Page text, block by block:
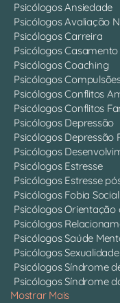
Psicólogos Ansiedade
Psicólogos Avaliação
Psicólogos Carreira
Psicólogos Casamento
Psicólogos Coaching
Psicólogos
Psicólogos Conflitos
Psicólogos Conflitos
Psicólogos Depressão
Psicólogos Depressão
Psicólogos
Psicólogos Estresse
Psicólogos Estresse
Psicólogos Fobia Social
Psicólogos Orientação
Psicólogos
Psicólogos Saúde
Psicólogos Sexualidade
Psicólogos Síndrome
Psicólogos Síndrome
Mostrar Mais